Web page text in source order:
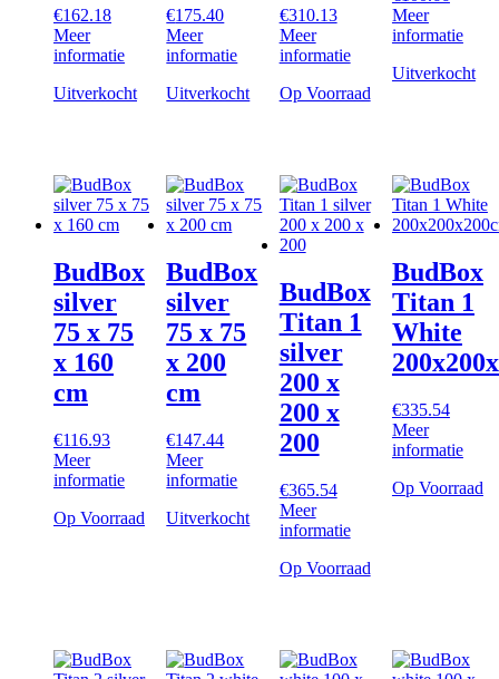
€162.18
Meer
informatie
Uitverkocht
€175.40
Meer
informatie
Uitverkocht
€310.13
Meer
informatie
Op Voorraad
Meer
informatie
Uitverkocht
BudBox
silver
75 x 75
x 160
cm
€116.93
Meer
informatie
Op Voorraad
BudBox
silver
75 x 75
x 200
cm
€147.44
Meer
informatie
Uitverkocht
BudBox
Titan 1
silver
200 x
200 x
200
€365.54
Meer
informatie
Op Voorraad
BudBox
Titan 1
White
€335.54
Meer
informatie
Op Voorraad